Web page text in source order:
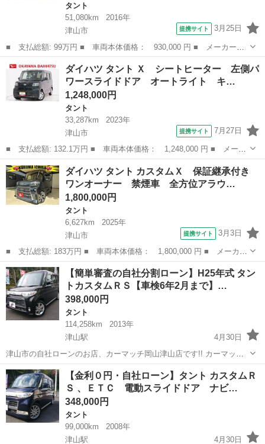
タント
51,080km
2016年
津山市
提携サイト 3月25日
■ 支払総額: 99万円 ■ 車両本体価格： 930,000 円 ■ メーカー
名： ダイハツ ■ 車種名： タント ■ グレード名： Ｘターボ
両側スライド・片側電動 スマートキー アイドリングストップ 電
動格納ミラー ベ...
岡山 津山市 タント
ダイハツ タント Ｘ シートヒーター 左側パ
ワースライドドア オートライト キ…
1,248,000円
タント
33,287km
2023年
津山市
提携サイト 7月27日
■ 支払総額: 132.1万円 ■ 車両本体価格： 1,248,000 円 ■ メーカ
ー名： ダイハツ ■ 車種名： タント ■ グレード名： Ｘ シー
トヒーター 左側パワースライドドア オートライト キーフリー
アイドリ...
岡山 津山市 タント
ダイハツ タント カスタムＸ 保証継承付き
ワンオーナー 禁煙車 全方位アラウ…
1,800,000円
タント
6,627km
2025年
津山市
提携サイト 3月3日
■ 支払総額: 183万円 ■ 車両本体価格： 1,800,000 円 ■ メーカー
名： ダイハツ ■ 車種名： タント ■ グレード名： カスタム
Ｘ 保証継承付き ワンオーナー 禁煙車 全方位アラウンドビュー
モニター 社...
岡山 津山市 タント
【簡単審査の自社分割ローン】H25年式 タン
トカスタムＲＳ【車検6年2月まで】…
398,000円
タント
114,258km
2013年
津山駅
4月30日
津山市の自社ローンのお店、カーマッチ岡山津山店です!! カーマッチ
なら乗りたい車に乗れちゃいます○ ローンのお困り事などお気軽にご
相談下さい！！ 全国対応店舗なので遠方納車も可能です！！ 【自社ロ
ーンOK...
岡山 津山市 津山駅 タント ローン
【金利０円・自社ローン】タント カスタムＲ
Ｓ 、ＥＴＣ 電動スライドドア ナビ…
348,000円
タント
99,000km
2008年
津山駅
4月30日